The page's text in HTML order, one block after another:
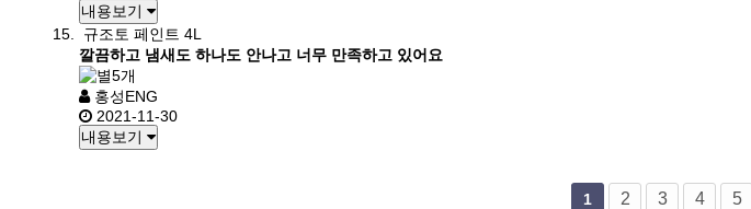
내용보기
규조토 페인트 4L
깔끔하고 냄새도 하나도 안나고 너무 만족하고 있어요
홍성ENG
2021-11-30
내용보기
1 2 3 4 5